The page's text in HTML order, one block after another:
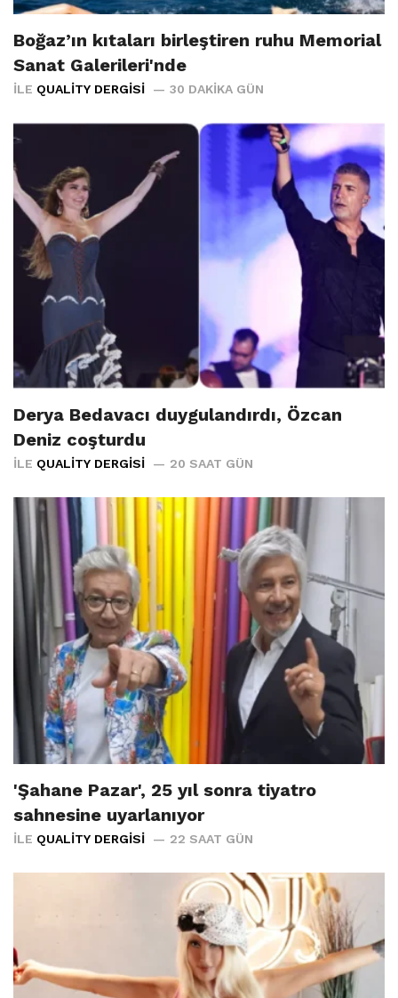
Boğaz’ın kıtaları birleştiren ruhu Memorial
Sanat Galerileri'nde
İLE QUALITY DERGISI 30 DAKIKA GÜN
Derya Bedavacı duygulandırdı, Özcan
Deniz coşturdu
İLE QUALITY DERGISI 20 SAAT GÜN
'Şahane Pazar', 25 yıl sonra tiyatro
sahnesine uyarlanıyor
İLE QUALITY DERGISI 22 SAAT GÜN